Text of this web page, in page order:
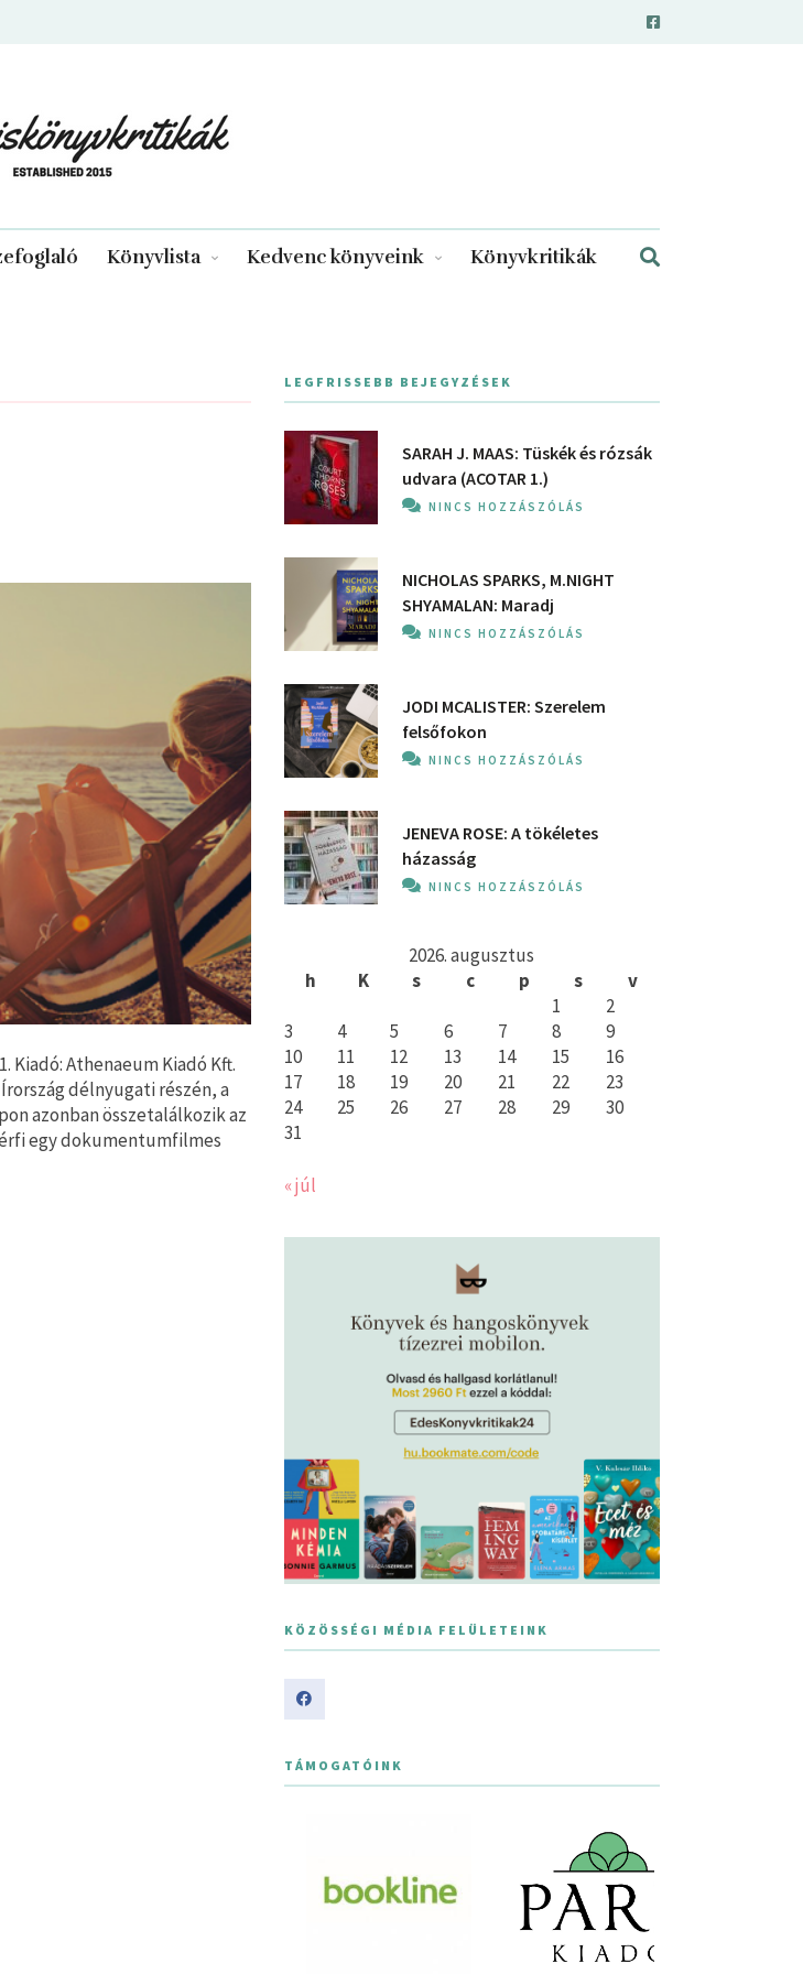
Könyvlista Kedvenc könyveink Könyvkritikák
Kiadó: Athenaeum Kiadó Kft.
délnyugati részén, a
azonban összetalálkozik az
egy dokumentumfilmes
LEGFRISSEBB BEJEGYZÉSEK
SARAH J. MAAS: Tüskék és rózsák
udvara (ACOTAR 1.)
NINCS HOZZÁSZÓLÁS
NICHOLAS SPARKS, M.NIGHT
SHYAMALAN: Maradj
NINCS HOZZÁSZÓLÁS
JODI MCALISTER: Szerelem
felsőfokon
NINCS HOZZÁSZÓLÁS
JENEVA ROSE: A ​tökéletes
házasság
NINCS HOZZÁSZÓLÁS
2026. augusztus
h
K s c p s
v
1
2
3
4 5 6 7 8
9
10
11 12 13 14 15
16
17
18 19 20 21 22
23
24
25 26 27 28 29
30
31
« júl
KÖZÖSSÉGI MÉDIA FELÜLETEINK
TÁMOGATÓINK